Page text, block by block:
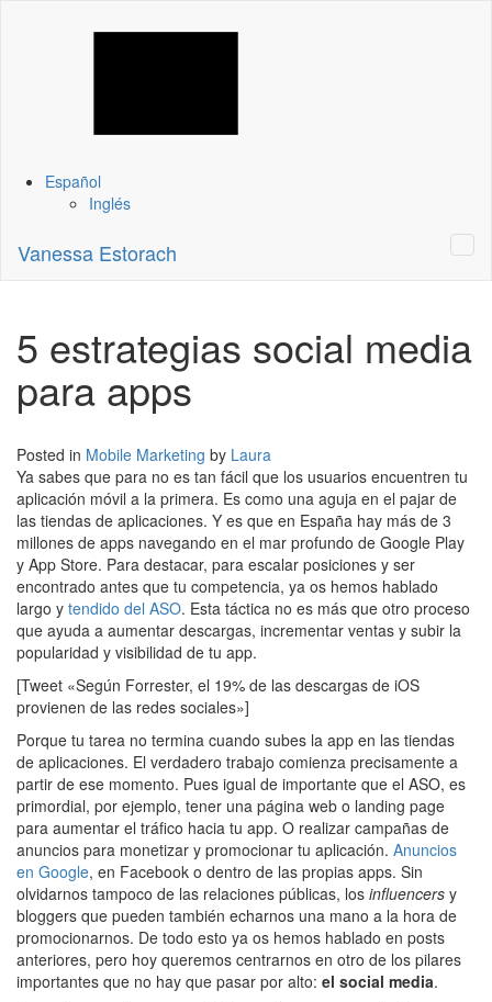
Español
Inglés
Vanessa Estorach
5 estrategias social media
para apps
Posted in Mobile Marketing by Laura
Ya sabes que para no es tan fácil que los usuarios encuentren tu
aplicación móvil a la primera. Es como una aguja en el pajar de
las tiendas de aplicaciones. Y es que en España hay más de 3
millones de apps navegando en el mar profundo de Google Play
y App Store. Para destacar, para escalar posiciones y ser
encontrado antes que tu competencia, ya os hemos hablado
largo y tendido del ASO. Esta táctica no es más que otro proceso
que ayuda a aumentar descargas, incrementar ventas y subir la
popularidad y visibilidad de tu app.
[Tweet «Según Forrester, el 19% de las descargas de iOS
provienen de las redes sociales»]
Porque tu tarea no termina cuando subes la app en las tiendas
de aplicaciones. El verdadero trabajo comienza precisamente a
partir de ese momento. Pues igual de importante que el ASO, es
primordial, por ejemplo, tener una página web o landing page
para aumentar el tráfico hacia tu app. O realizar campañas de
anuncios para monetizar y promocionar tu aplicación. Anuncios
en Google, en Facebook o dentro de las propias apps. Sin
olvidarnos tampoco de las relaciones públicas, los influencers y
bloggers que pueden también echarnos una mano a la hora de
promocionarnos. De todo esto ya os hemos hablado en posts
anteriores, pero hoy queremos centrarnos en otro de los pilares
importantes que no hay que pasar por alto: el social media.